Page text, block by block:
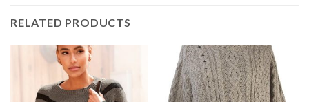
RELATED PRODUCTS